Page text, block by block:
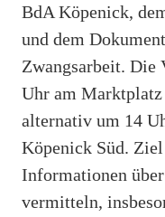
BdA Köpenick,
und dem
Zwangsarbeit. Die
Uhr am
alternativ um 14
Köpenick Süd.
Informationen
vermitteln,